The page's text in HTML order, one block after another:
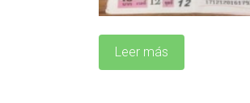
Leer más